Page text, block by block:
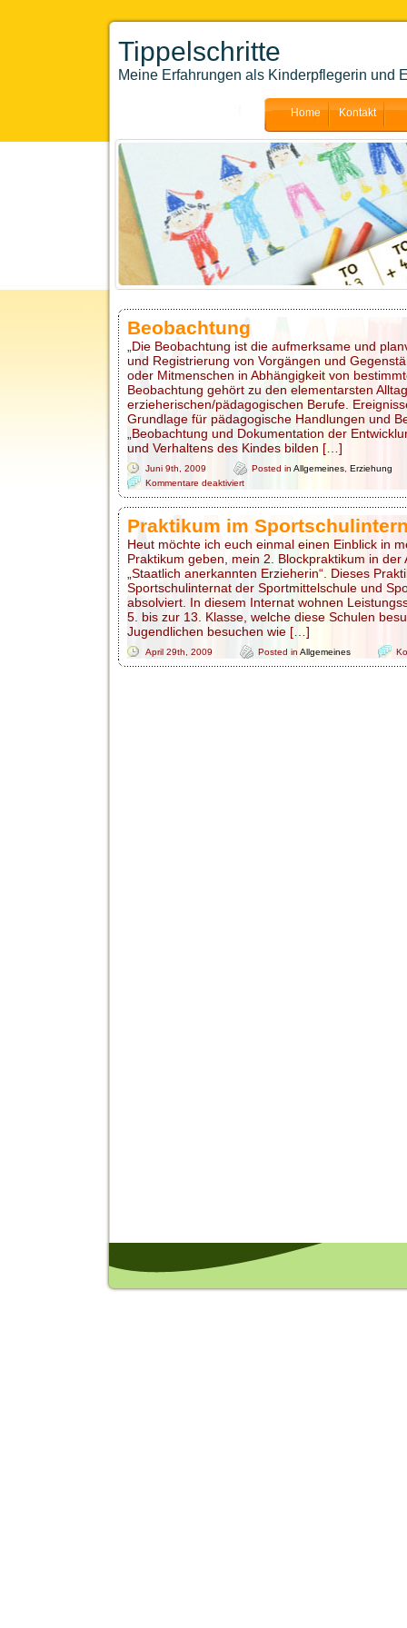
Tippelschritte
Meine Erfahrungen als Kinderpflegerin und
Home Kontakt
Beobachtung
„Die Beobachtung ist die aufmerksame und
und Registrierung von Vorgängen und
oder Mitmenschen in Abhängigkeit von
Beobachtung gehört zu den elementarsten
erzieherischen/pädagogischen Berufe.
Grundlage für pädagogische Handlungen und
„Beobachtung und Dokumentation der
und Verhaltens des Kindes bilden […]
Juni 9th, 2009 Posted in Allgemeines Erziehung
Kommentare deaktiviertfür
Praktikum im
Heut möchte ich euch einmal einen Einblick in
Praktikum geben, mein 2. Blockpraktikum in der
„Staatlich anerkannten Erzieherin“. Dieses
Sportschulinternat der Sportmittelschule und
absolviert. In diesem Internat wohnen
5. bis zur 13. Klasse, welche diese Schulen
Jugendlichen besuchen wie […]
April 29th, 2009 Posted in Allgemeines